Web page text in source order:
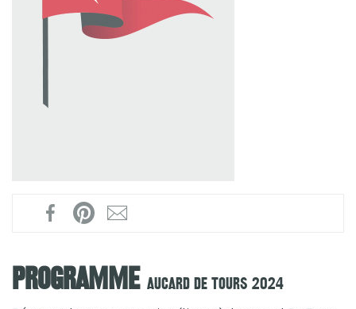
Programme Aucard De Tours 2024